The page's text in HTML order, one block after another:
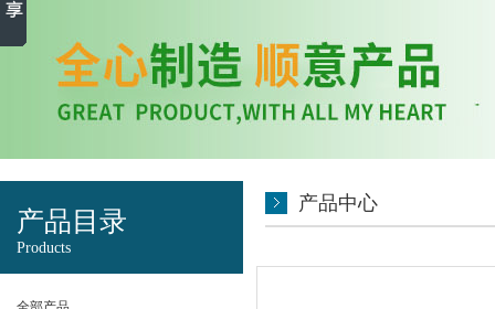
产品目录
Products
产品中心